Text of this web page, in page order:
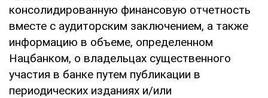
консолидированную финансовую отчетность
вместе с аудиторским заключением, а также
информацию в объеме, определенном
Нацбанком, о владельцах существенного
участия в банке путем публикации в
периодических изданиях и/или